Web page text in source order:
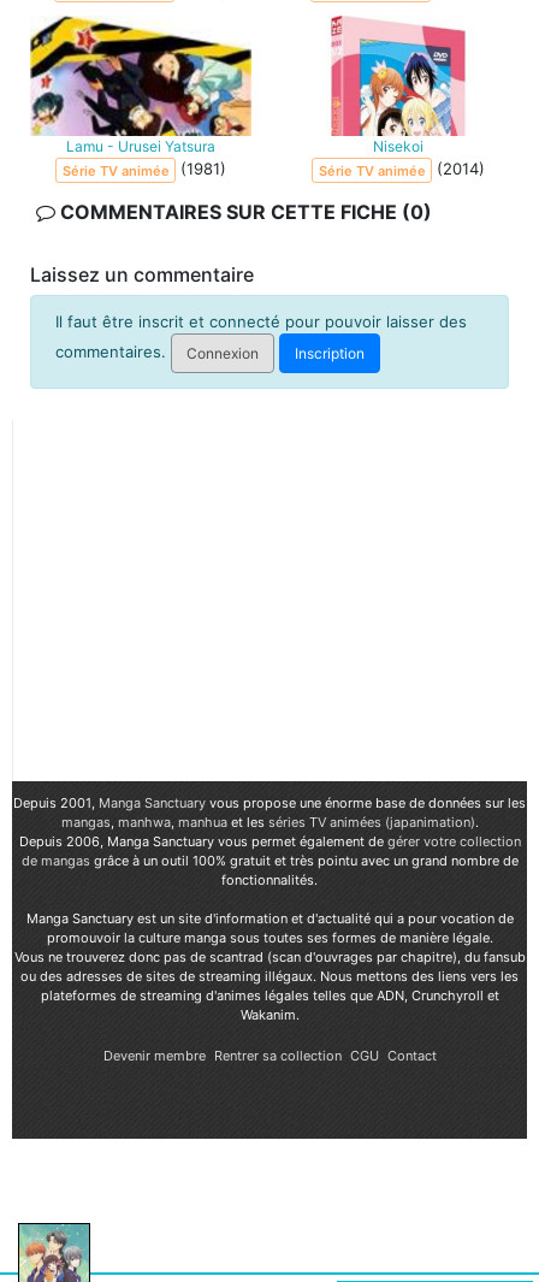
Lamu - Urusei Yatsura
Série TV animée (1981)
Nisekoi
Série TV animée (2014)
COMMENTAIRES SUR CETTE FICHE (0)
Laissez un commentaire
Il faut être inscrit et connecté pour pouvoir laisser des
commentaires.
Connexion Inscription
Depuis 2001, Manga Sanctuary vous propose une énorme base de données sur les
mangas, manhwa, manhuaet les séries TV animées (japanimation).
Depuis 2006, Manga Sanctuary vous permet également de gérer votre collection
de mangasgrâce à un outil 100% gratuit et très pointu avec un grand nombre de
fonctionnalités.
Manga Sanctuary est un site d'information et d'actualité qui a pour vocation de
promouvoir la culture manga sous toutes ses formes de manière légale.
Vous ne trouverez donc pas de scantrad (scan d'ouvrages par chapitre), du fansub
ou des adresses de sites de streaming illégaux. Nous mettons des liens vers les
plateformes de streaming d'animes légales telles que ADN, Crunchyroll et
Wakanim.
Devenir membre Rentrer sa collection CGU Contact